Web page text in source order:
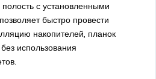
с установленными
быстро провести
накопителей, планок
использования